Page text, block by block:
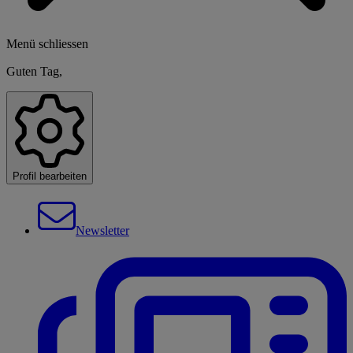
Menü schliessen
Guten Tag,
Profil bearbeiten
Newsletter